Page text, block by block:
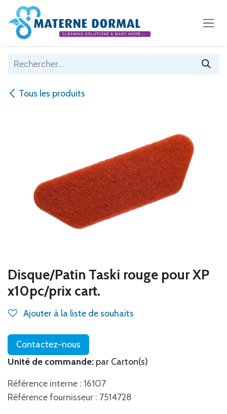
Se rendre au contenu
Tous les produits
Disque/Patin Taski rouge pour XP
x10pc/prix cart.
Ajouter à la liste de souhaits
Contactez-nous
Unité de commande: par Carton(s)
Référence interne : 16107
Référence fournisseur : 7514728